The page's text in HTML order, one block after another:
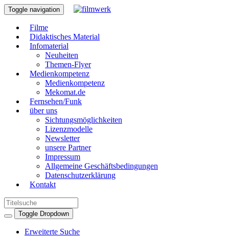
Toggle navigation
Filme
Didaktisches Material
Infomaterial
Neuheiten
Themen-Flyer
Medienkompetenz
Medienkompetenz
Mekomat.de
Fernsehen/Funk
über uns
Sichtungsmöglichkeiten
Lizenzmodelle
Newsletter
unsere Partner
Impressum
Allgemeine Geschäftsbedingungen
Datenschutzerklärung
Kontakt
Toggle Dropdown
Erweiterte Suche